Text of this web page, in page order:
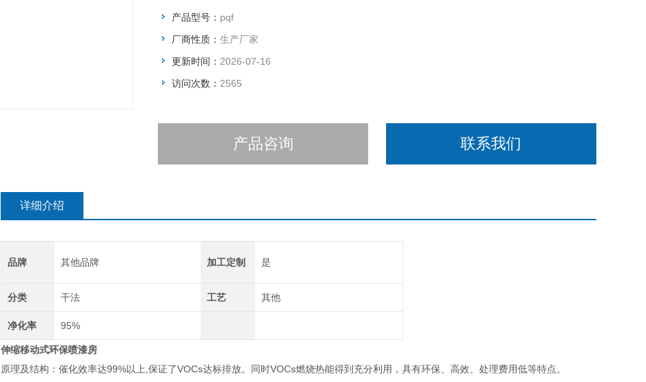
产品型号： pqf
厂商性质： 生产厂家
更新时间： 2026-07-16
访问次数： 2565
产品咨询 联系我们
详细介绍
品牌 其他品牌 加工定制 是
分类 干法 工艺 其他
净化率 95%
伸缩移动式环保喷漆房
原理及结构：催化效率达99%以上,保证了VOCs达标排放。同时VOCs燃烧热能得到充分利用，具有环保、高效、处理费用低等特点。